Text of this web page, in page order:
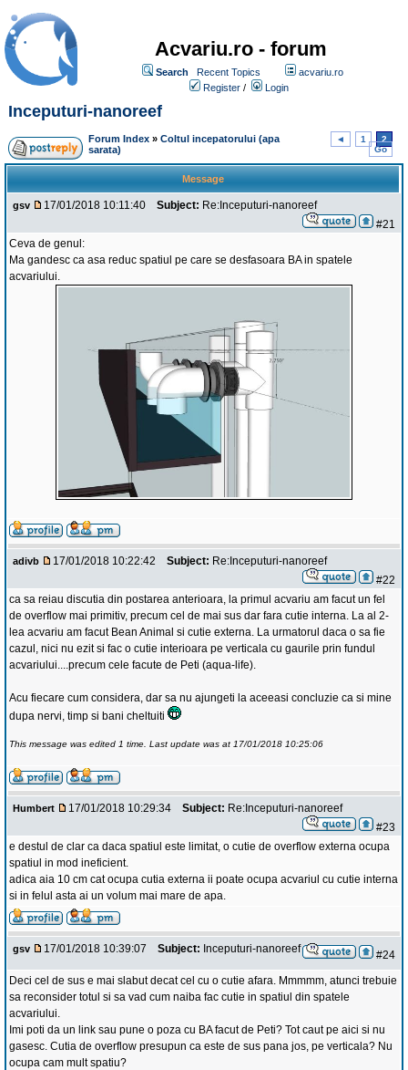
Acvariu.ro - forum
Search Recent Topics
acvariu.ro
Register / Login
Inceputuri-nanoreef
Forum Index » Coltul incepatorului (apa
sarata)
◄ 1
2
Go
Message
gsv 17/01/2018 10:11:40 Subject: Re:Inceputuri-nanoreef
#21
Ceva de genul:
Ma gandesc ca asa reduc spatiul pe care se desfasoara BA in spatele
acvariului.
adivb 17/01/2018 10:22:42 Subject: Re:Inceputuri-nanoreef
#22
ca sa reiau discutia din postarea anterioara, la primul acvariu am facut un fel
de overflow mai primitiv, precum cel de mai sus dar fara cutie interna. La al 2-
lea acvariu am facut Bean Animal si cutie externa. La urmatorul daca o sa fie
cazul, nici nu ezit si fac o cutie interioara pe verticala cu gaurile prin fundul
acvariului....precum cele facute de Peti (aqua-life).
Acu fiecare cum considera, dar sa nu ajungeti la aceeasi concluzie ca si mine
dupa nervi, timp si bani cheltuiti
This message was edited 1 time. Last update was at 17/01/2018 10:25:06
Humbert 17/01/2018 10:29:34 Subject: Re:Inceputuri-nanoreef
#23
e destul de clar ca daca spatiul este limitat, o cutie de overflow externa ocupa
spatiul in mod ineficient.
adica aia 10 cm cat ocupa cutia externa ii poate ocupa acvariul cu cutie interna
si in felul asta ai un volum mai mare de apa.
gsv 17/01/2018 10:39:07 Subject: Inceputuri-nanoreef
#24
Deci cel de sus e mai slabut decat cel cu o cutie afara. Mmmmm, atunci trebuie
sa reconsider totul si sa vad cum naiba fac cutie in spatiul din spatele
acvariului.
Imi poti da un link sau pune o poza cu BA facut de Peti? Tot caut pe aici si nu
gasesc. Cutia de overflow presupun ca este de sus pana jos, pe verticala? Nu
ocupa cam mult spatiu?